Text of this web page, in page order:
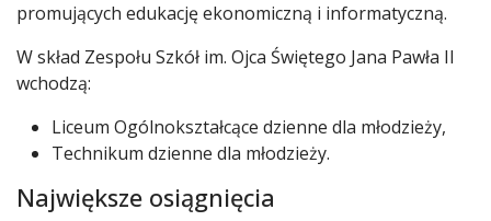
promujących edukację ekonomiczną i informatyczną.
W skład Zespołu Szkół im. Ojca Świętego Jana Pawła II
wchodzą:
Liceum Ogólnokształcące dzienne dla młodzieży,
Technikum dzienne dla młodzieży.
Największe osiągnięcia